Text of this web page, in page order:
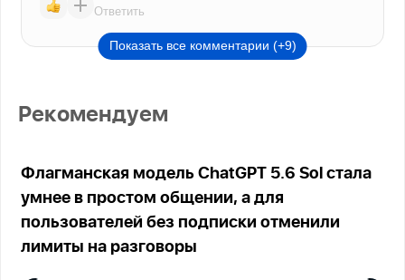
Ответить
Показать все комментарии (+9)
Рекомендуем
Флагманская модель ChatGPT 5.6 Sol стала
умнее в простом общении, а для
пользователей без подписки отменили
лимиты на разговоры